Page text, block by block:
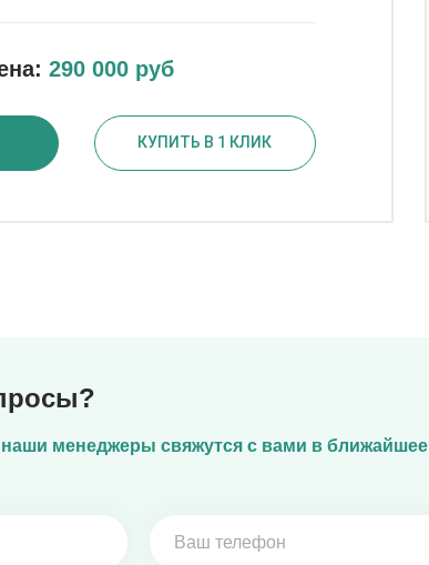
290 000 руб
КУПИТЬ В 1 КЛИК
наши менеджеры свяжутся с вами в ближайшее